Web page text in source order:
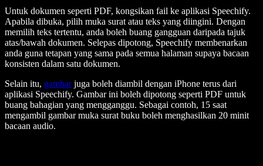
Untuk dokumen seperti PDF, kongsikan fail ke aplikasi Speechify.
Apabila dibuka, pilih muka surat atau teks yang diingini. Dengan
memilih teks tertentu, anda boleh buang gangguan daripada tajuk
atas/bawah dokumen. Selepas dipotong, Speechify membenarkan
anda guna tetapan yang sama pada semua halaman supaya bacaan
konsisten dalam satu dokumen.
Selain itu, gambarjuga boleh diambil dengan iPhone terus dari
aplikasi Speechify. Gambar ini boleh dipotong seperti PDF untuk
buang bahagian yang mengganggu. Sebagai contoh, 15 saat
mengambil gambar muka surat buku boleh menghasilkan 20 minit
bacaan audio.